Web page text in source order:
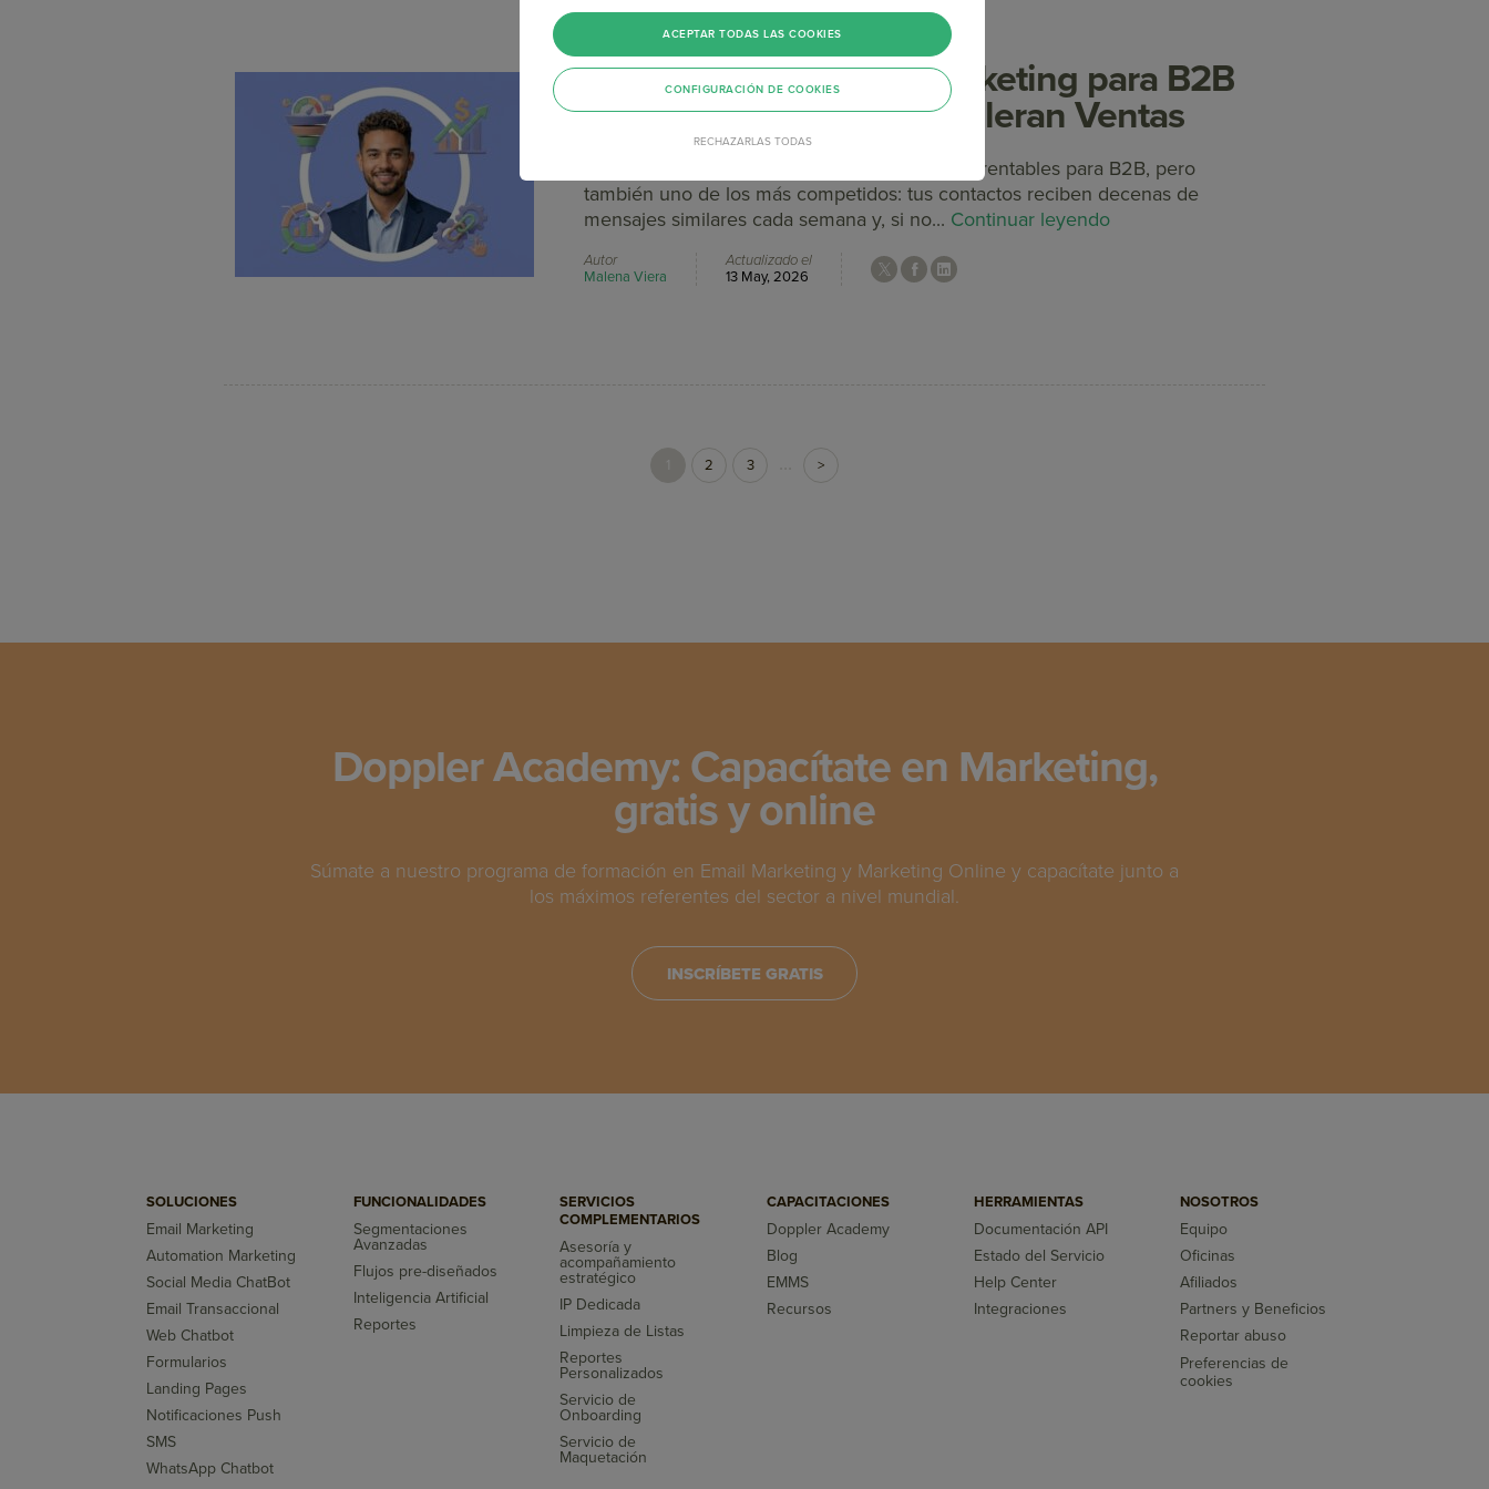
Estrategias de Email Marketing para B2B
que generan Leads y aceleran Ventas
El Email sigue siendo uno de los canales más rentables para B2B, pero
también uno de los más competidos: tus contactos reciben decenas de
mensajes similares cada semana y, si no... Continuar leyendo
Autor
Malena Viera
Actualizado el
13 May, 2026
2 3 >
Doppler Academy: Capacítate en Marketing,
gratis y online
Súmate a nuestro programa de formación en Email Marketing y Marketing Online y capacítate junto a
los máximos referentes del sector a nivel mundial.
INSCRÍBETE GRATIS
SOLUCIONES
Email Marketing
Automation Marketing
Social Media ChatBot
Email Transaccional
Web Chatbot
Formularios
Landing Pages
Notificaciones Push
SMS
WhatsApp Chatbot
FUNCIONALIDADES
Segmentaciones
Avanzadas
Flujos pre-diseñados
Inteligencia Artificial
Reportes
SERVICIOS
COMPLEMENTARIOS
Asesoría y
acompañamiento
estratégico
IP Dedicada
Limpieza de Listas
Reportes
Personalizados
Servicio de
Onboarding
Servicio de
Maquetación
CAPACITACIONES
Doppler Academy
Blog
EMMS
Recursos
HERRAMIENTAS
Documentación API
Estado del Servicio
Help Center
Integraciones
NOSOTROS
Equipo
Oficinas
Afiliados
Partners y Beneficios
Reportar abuso
Preferencias de
cookies
RECHAZARLAS TODAS
ACEPTAR TODAS LAS COOKIES
CONFIGURACIÓN DE COOKIES